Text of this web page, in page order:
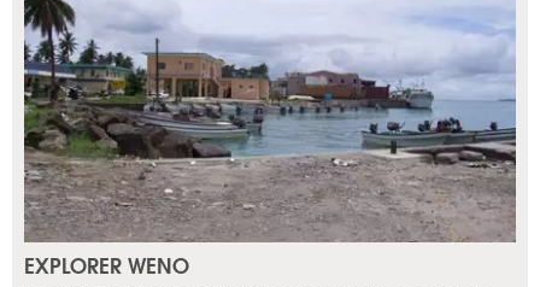
EXPLORER WENO